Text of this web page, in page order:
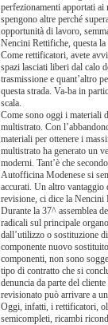
perfezionamenti apportati
spengono altre perché
opportunità di lavoro,
Nencini Rettifiche, questa
Come rettificatori, avete
spazi lasciati liberi dal calo
trasmissione e quant’altro
questa strada. Va-ba in
scala.
Come sono oggi i materiali
multistrato. Con
materiali per ottenere i
multistrato ha generato un
moderni. Tant’è che
Autofficina Modenese si
accurati. Un altro
revisione, ci dice la Nencini
Durante la 37^ assemblea
radicali sul principale
dall’utilizzo o sostituzione
componente nuovo
componenti, non sono
tipo di contratto che si
denuncia da parte del
revisionato può arrivare a
Oggi, infatti, i rettificatori,
semicompleti, ricambi